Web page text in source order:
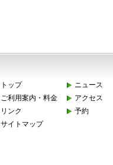
トップ
ニュース
ご利用案内・料金
アクセス
リンク
予約
サイトマップ